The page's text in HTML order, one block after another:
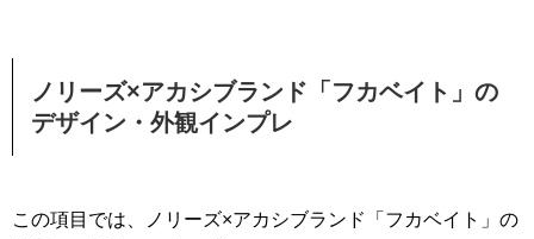
ノリーズ×アカシブランド「フカベイト」の
デザイン・外観インプレ
この項目では、ノリーズ×アカシブランド「フカベイト」の